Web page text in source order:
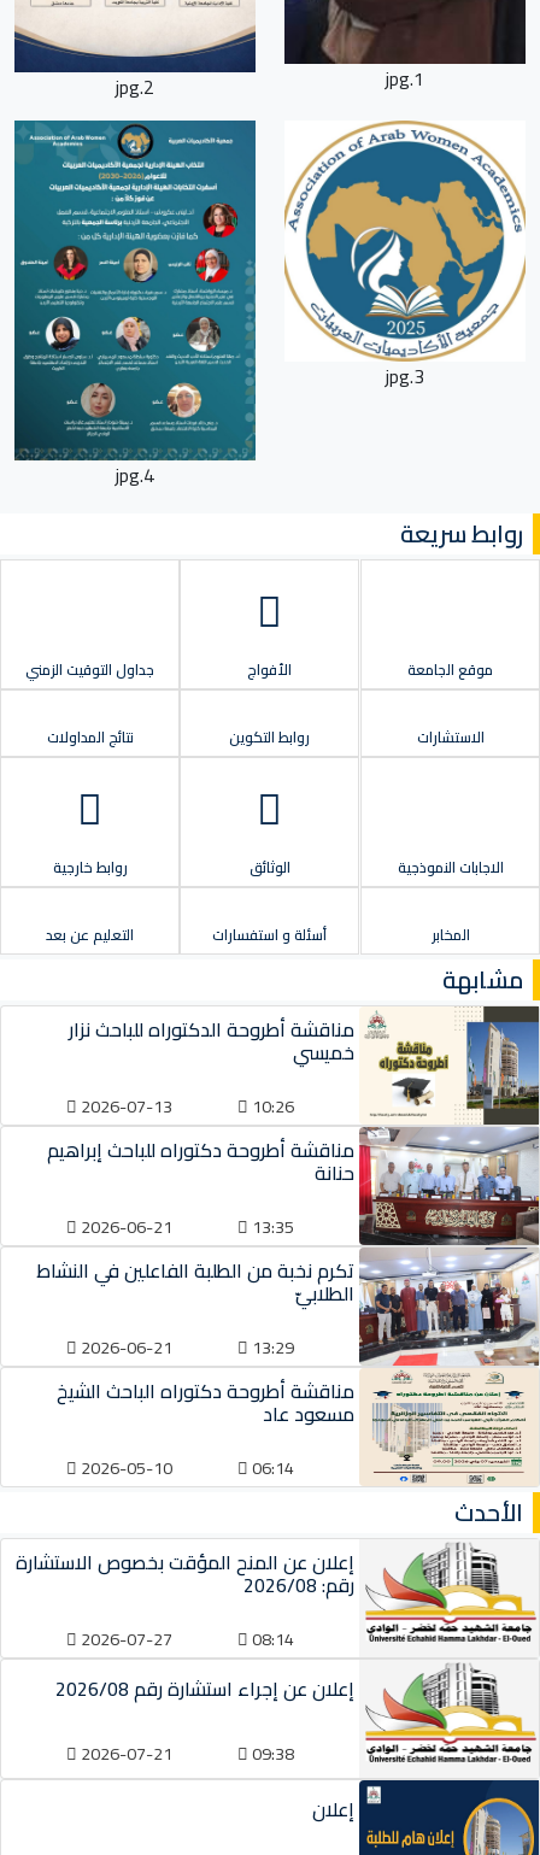
1.jpg
2.jpg
3.jpg
4.jpg
روابط سريعة
موقع الجامعة الأفواج جداول التوقيت الزمني
الاستشارات روابط التكوين نتائج المداولات
الاجابات النموذجية الوثائق روابط خارجية
المخابر أسئلة و استفسارات التعليم عن بعد
مشابهة
مناقشة أطروحة الدكتوراه للباحث نزار
خميسي
10:26
2026-07-13
مناقشة أطروحة دكتوراه للباحث إبراهيم
حنانة
13:35
2026-06-21
تكرم نخبة من الطلبة الفاعلين في النشاط
الطلابيّ
13:29
2026-06-21
مناقشة أطروحة دكتوراه الباحث الشيخ
مسعود عاد
06:14
2026-05-10
الأحدث
إعلان عن المنح المؤقت بخصوص الاستشارة
رقم: 2026/08
08:14
2026-07-27
إعلان عن إجراء استشارة رقم 2026/08
09:38
2026-07-21
إعلان